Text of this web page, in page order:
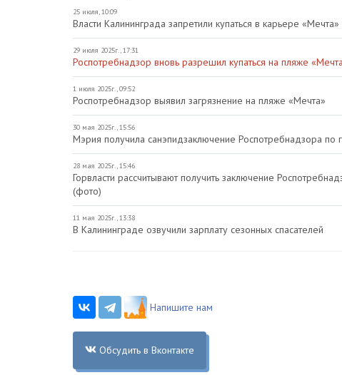
25 июля, 10:09
Власти Калининграда запретили купаться в карьере «Мечта»
29 июля 2025г., 17:31
Роспотребнадзор вновь разрешил купаться на пляже
1 июля 2025г., 09:52
Роспотребнадзор выявил загрязнение на пляже «Мечта»
30 мая 2025г., 15:56
Мэрия получила санэпидзаключение Роспотребнадзора по
28 мая 2025г., 15:46
Горвласти рассчитывают получить заключение
(фото)
11 мая 2025г., 13:38
В Калининграде озвучили зарплату сезонных спасателей
Напишите нам
Обсудить в Вконтакте